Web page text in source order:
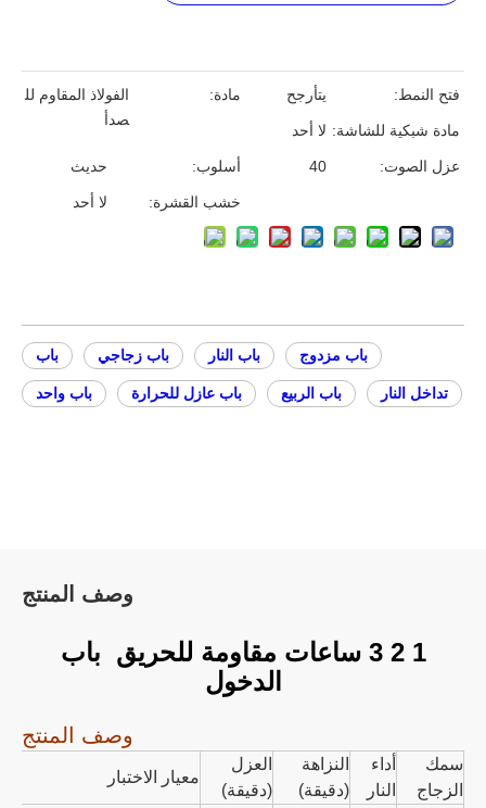
مادة:
الفولاذ المقاوم لل
صدأ
فتح النمط: يتأرجح
مادة شبكية للشاشة: لا أحد
أسلوب: حديث عزل الصوت: 40
خشب القشرة: لا أحد
باب باب زجاجي باب النار باب مزدوج
باب واحد باب عازل للحرارة باب الربيع تداخل النار
وصف المنتج
1 2 3 ساعات مقاومة للحريق باب
الدخول
وصف المنتج
سمك
الزجاج
أداء
النار
النزاهة
(دقيقة)
العزل
(دقيقة)
معيار الاختبار